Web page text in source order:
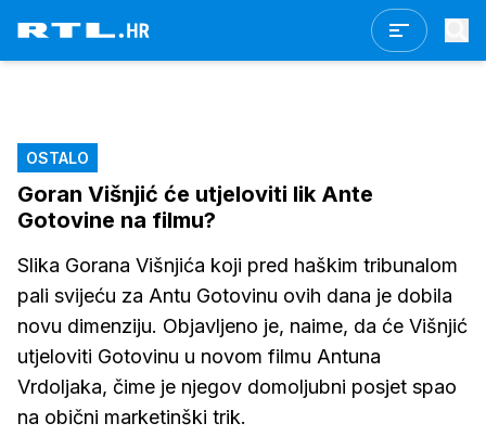
OSTALO
Goran Višnjić će utjeloviti lik Ante
Gotovine na filmu?
Slika Gorana Višnjića koji pred haškim tribunalom
pali svijeću za Antu Gotovinu ovih dana je dobila
novu dimenziju. Objavljeno je, naime, da će Višnjić
utjeloviti Gotovinu u novom filmu Antuna
Vrdoljaka, čime je njegov domoljubni posjet spao
na obični marketinški trik.